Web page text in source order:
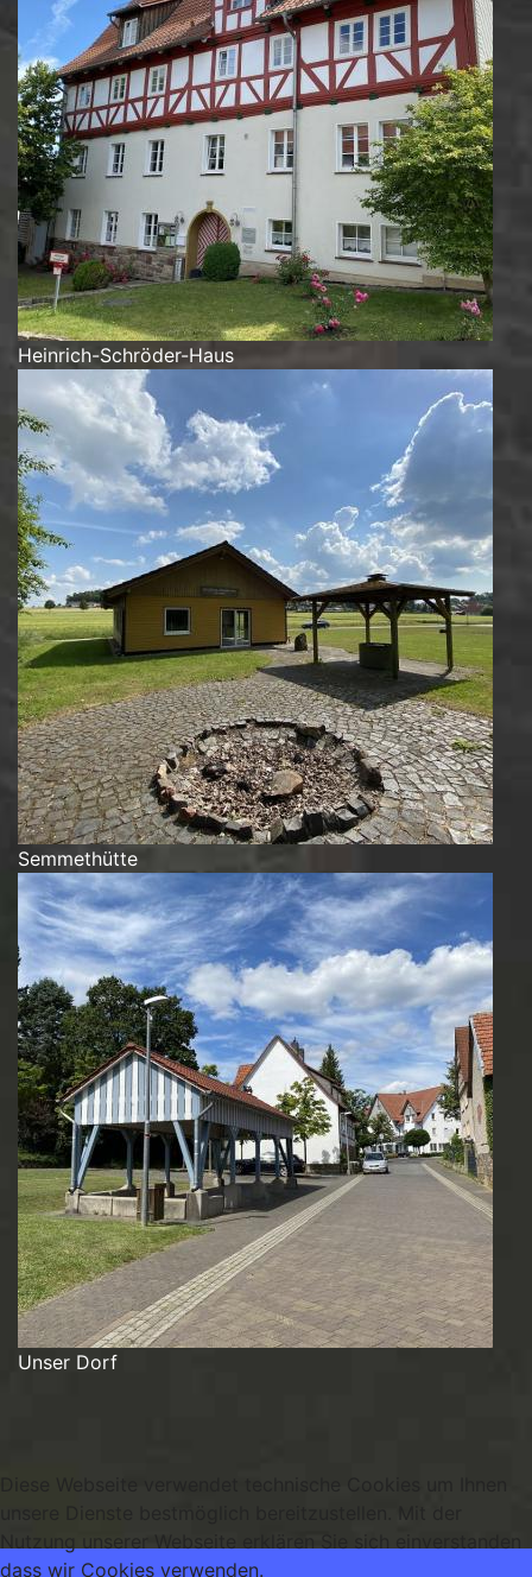
Heinrich-Schröder-Haus
Semmethütte
Unser Dorf
Nutzung unserer Webseite erklären Sie sich einverstanden
dass wir Cookies verwenden.